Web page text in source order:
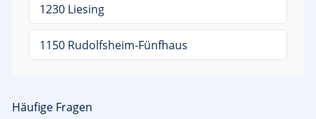
1230 Liesing
1150 Rudolfsheim-Fünfhaus
Häufige Fragen